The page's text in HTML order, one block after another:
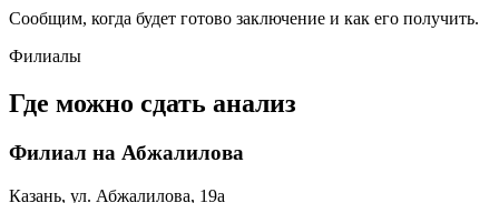
Сообщим, когда будет готово заключение и как его получить.
Филиалы
Где можно сдать анализ
Филиал на Абжалилова
Казань, ул. Абжалилова, 19а